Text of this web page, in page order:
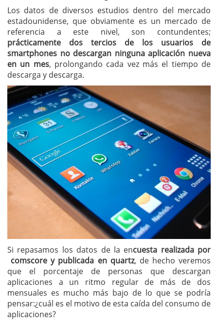
Los datos de diversos estudios dentro del mercado
estadounidense, que obviamente es un mercado de
referencia a este nivel, son contundentes;
prácticamente dos tercios de los usuarios de
smartphones no descargan ninguna aplicación nueva
en un mes, prolongando cada vez más el tiempo de
descarga y descarga.
Si repasamos los datos de la encuesta realizada por
comscore y publicada en quartz, de hecho veremos
que el porcentaje de personas que descargan
aplicaciones a un ritmo regular de más de dos
mensuales es mucho más bajo de lo que se podría
pensar:¿cuál es el motivo de esta caída del consumo de
aplicaciones?